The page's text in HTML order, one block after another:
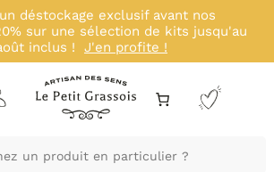
déstockage exclusif avant nos
sur une sélection de kits jusqu'au
inclus !
J'en profite !